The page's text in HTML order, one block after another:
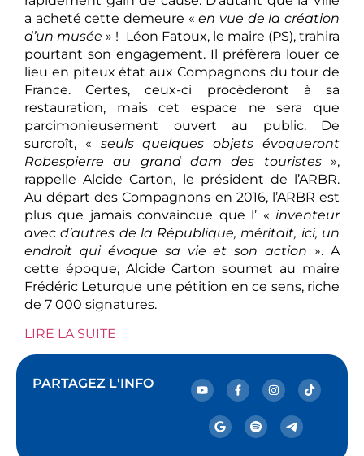
a acheté cette demeure «en vue de la création
d’un musée » ! Léon Fatoux, le maire (PS), trahira
pourtant son engagement. Il préfèrera louer ce
lieu en piteux état aux Compagnons du tour de
France. Certes, ceux-ci procèderont à sa
restauration, mais cet espace ne sera que
parcimonieusement ouvert au public. De
surcroît, « seuls quelques objets évoqueront
Robespierre au grand dam des touristes»,
rappelle Alcide Carton, le président de l’ARBR.
Au départ des Compagnons en 2016, l’ARBR est
plus que jamais convaincue que l’ « inventeur
avec d’autres de la République, méritait, ici, un
endroit qui évoque sa vie et son action ». A
cette époque, Alcide Carton soumet au maire
Frédéric Leturque une pétition en ce sens, riche
de 7 000 signatures.
LIRE LA SUITE
PARTAGEZ L'INFO